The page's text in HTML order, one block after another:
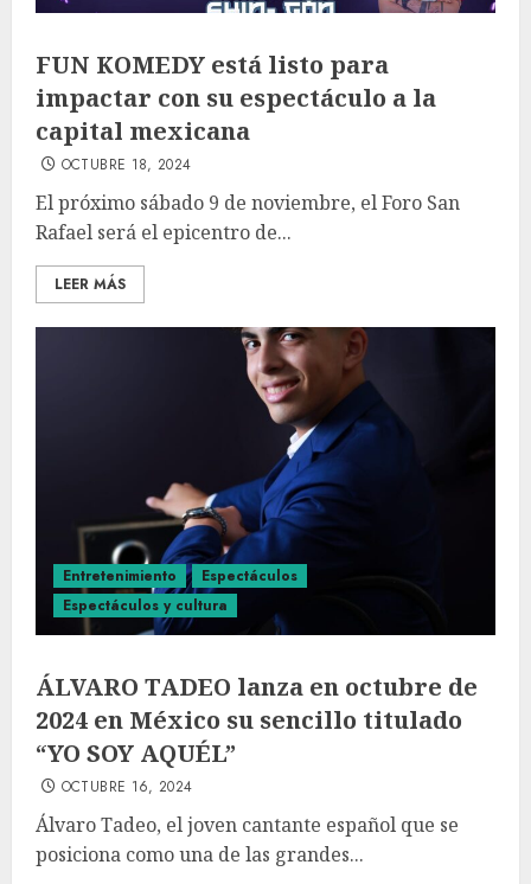
FUN KOMEDY está listo para
impactar con su espectáculo a la
capital mexicana
OCTUBRE 18, 2024
El próximo sábado 9 de noviembre, el Foro San
Rafael será el epicentro de...
LEER MÁS
Entretenimiento
Espectáculos
Espectáculos y cultura
ÁLVARO TADEO lanza en octubre de
2024 en México su sencillo titulado
“YO SOY AQUÉL”
OCTUBRE 16, 2024
Álvaro Tadeo, el joven cantante español que se
posiciona como una de las grandes...